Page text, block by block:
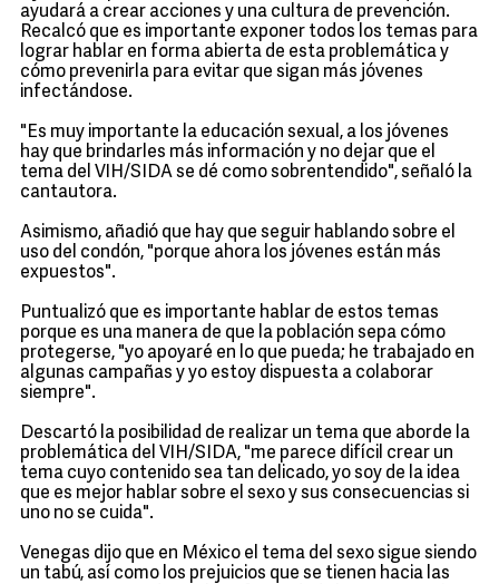
ayudará a crear acciones y una cultura de prevención.
Recalcó que es importante exponer todos los temas para
lograr hablar en forma abierta de esta problemática y
cómo prevenirla para evitar que sigan más jóvenes
infectándose.
"Es muy importante la educación sexual, a los jóvenes
hay que brindarles más información y no dejar que el
tema del VIH/SIDA se dé como sobrentendido", señaló la
cantautora.
Asimismo, añadió que hay que seguir hablando sobre el
uso del condón, "porque ahora los jóvenes están más
expuestos".
Puntualizó que es importante hablar de estos temas
porque es una manera de que la población sepa cómo
protegerse, "yo apoyaré en lo que pueda; he trabajado en
algunas campañas y yo estoy dispuesta a colaborar
siempre".
Descartó la posibilidad de realizar un tema que aborde la
problemática del VIH/SIDA, "me parece difícil crear un
tema cuyo contenido sea tan delicado, yo soy de la idea
que es mejor hablar sobre el sexo y sus consecuencias si
uno no se cuida".
Venegas dijo que en México el tema del sexo sigue siendo
un tabú, así como los prejuicios que se tienen hacia las